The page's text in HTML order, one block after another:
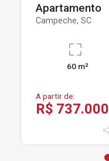
Apartamento
Campeche, SC
60 m²
A partir de:
R$ 737.000